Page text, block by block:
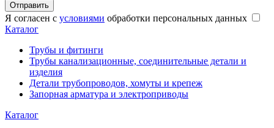
Отправить
Я согласен с условиями обработки персональных данных
Каталог
Трубы и фитинги
Трубы канализационные, соединительные детали и
изделия
Детали трубопроводов, хомуты и крепеж
Запорная арматура и электроприводы
Каталог